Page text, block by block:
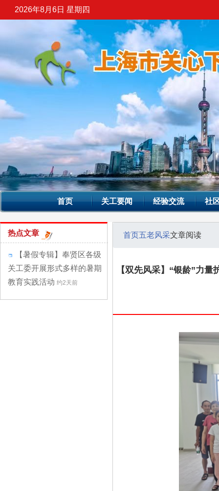
2026年8月6日 星期四
首页 关工要闻 经验交流 社
热点文章
【暑假专辑】奉贤区各级
关工委开展形式多样的暑期
教育实践活动 约2天前
首页五老风采文章阅读
【双先风采】“银龄”力